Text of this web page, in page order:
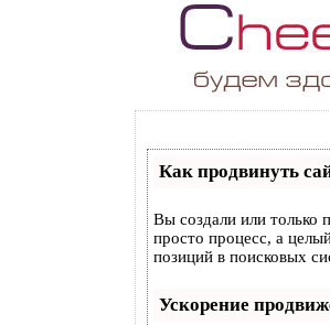
Как продвинуть
Вы создали или только
просто процесс, а
позиций в поисковых
Ускорение